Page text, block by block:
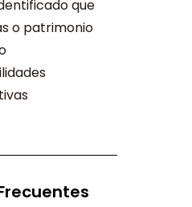
que
o patrimonio